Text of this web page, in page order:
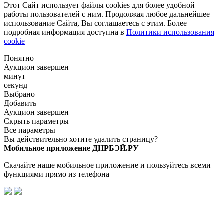
Этот Сайт использует файлы cookies для более удобной
работы пользователей с ним. Продолжая любое дальнейшее
использование Сайта, Вы соглашаетесь с этим. Более
подробная информация доступна в Политики использования
cookie
Понятно
Аукцион завершен
минут
секунд
Выбрано
Добавить
Аукцион завершен
Скрыть параметры
Все параметры
Вы действительно хотите удалить страницу?
Мобильное приложение ДНРБЭЙ.РУ
Скачайте наше мобильное приложение и пользуйтесь всеми
функциями прямо из телефона